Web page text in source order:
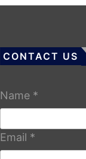
CONTACT US
Name *
Email *